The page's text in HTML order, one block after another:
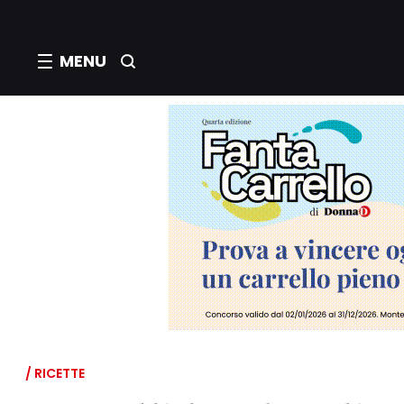
MENU
/ RICETTE